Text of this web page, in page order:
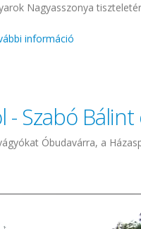
Nagyasszonya
információ
Szabó Bálint
Óbudavárra, a